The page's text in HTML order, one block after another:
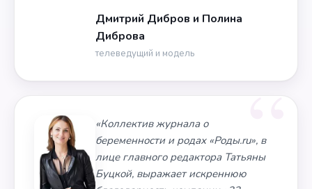
Дмитрий Дибров и Полина
Диброва
телеведущий и модель
«Коллектив журнала о
беременности и родах «Роды.ru», в
лице главного редактора Татьяны
Буцкой, выражает искреннюю